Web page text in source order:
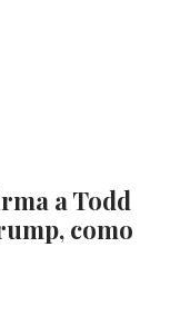
a Todd
como